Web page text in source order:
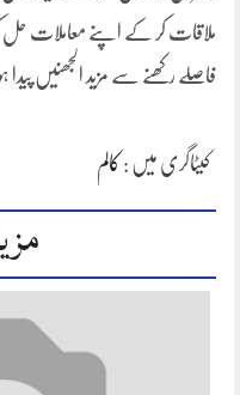
ملاقات کر کے اپنے معاملات
فاصلے رکھنے سے مزید الجھنیں پیدا
کیٹاگری میں : کالم